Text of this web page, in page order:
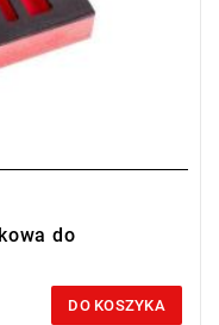
do
DO KOSZYKA